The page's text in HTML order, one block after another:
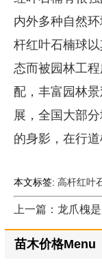
内外多种自然
杆红叶石楠球
态而被园林工
配，丰富园林
展，全国大部
的身影，在行道
本文标签: 高杆红叶
上一篇：龙爪槐
苗木价格Menu